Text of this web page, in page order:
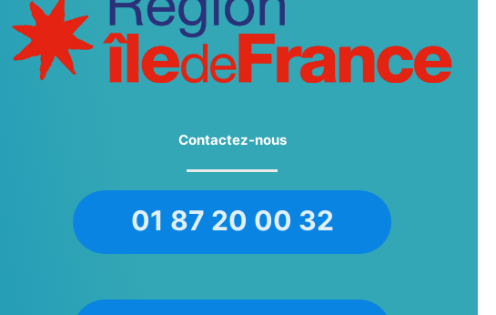
Contactez-nous
01 87 20 00 32